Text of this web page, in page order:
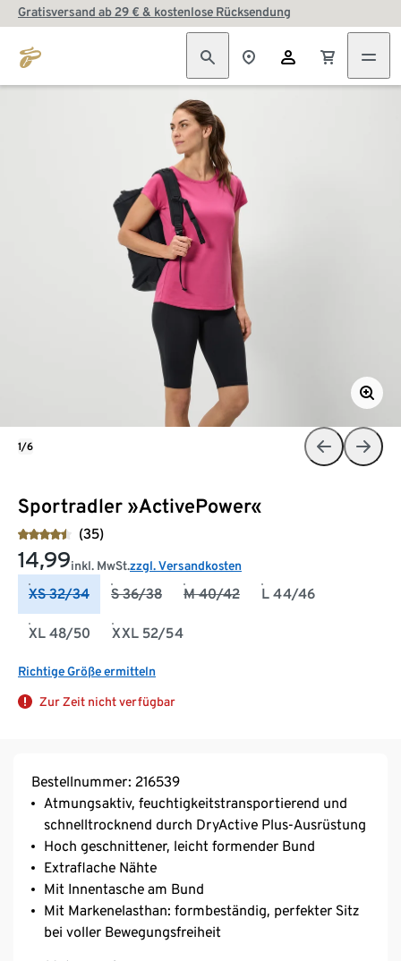
Gratisversand ab 29 € & kostenlose Rücksendung
Sportradler »ActivePower«
(35)
14,99inkl. MwSt.zzgl. Versandkosten
XS 32/34 S 36/38 M 40/42 L 44/46
XL 48/50 XXL 52/54
Richtige Größe ermitteln
Zur Zeit nicht verfügbar
1/6
Bestellnummer: 216539
Atmungsaktiv, feuchtigkeitstransportierend und
schnelltrocknend durch DryActive Plus-Ausrüstung
Hoch geschnittener, leicht formender Bund
Extraflache Nähte
Mit Innentasche am Bund
Mit Markenelasthan: formbeständig, perfekter Sitz
bei voller Bewegungsfreiheit
Mit recyceltem Material